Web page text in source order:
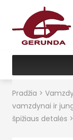
Pradžia >
vamzdynai ir
špižiaus detalės >